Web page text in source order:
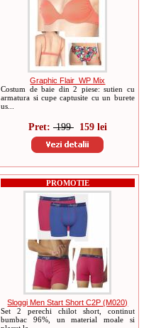
Graphic Flair_WP Mix
Costum de baie din 2 piese: sutien cu
armatura si cupe captusite cu un burete
us...
Pret: 199159 lei
PROMOTIE
Sloggi Men Start Short C2P (M020)
Set 2 perechi chilot short, continut
bumbac 96%, un material moale si